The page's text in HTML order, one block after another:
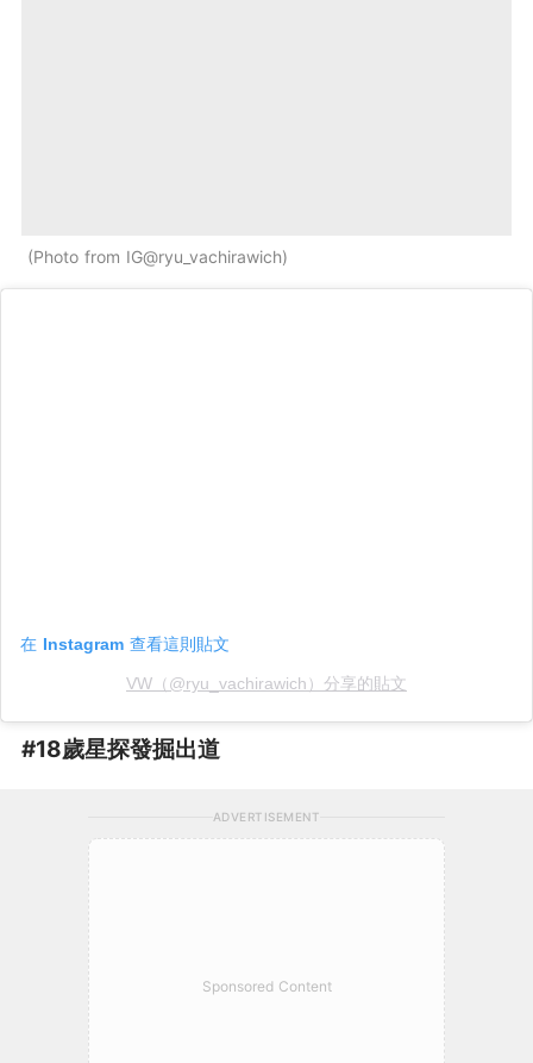
Photo from IG@ryu_vachirawich
在 Instagram 查看這則貼文
VW（@ryu_vachirawich）分享的貼文
#18歲星探發掘出道
ADVERTISEMENT
Sponsored Content